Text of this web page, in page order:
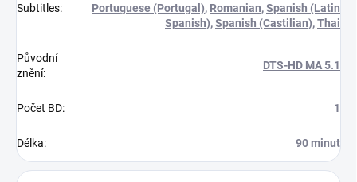
Subtitles:
Portuguese (Portugal), Romanian,Spanish (Latin
Spanish),Spanish (Castilian),Thai
Původní
znění:
DTS-HD MA 5.1
Počet BD: 1
Délka: 90 minut